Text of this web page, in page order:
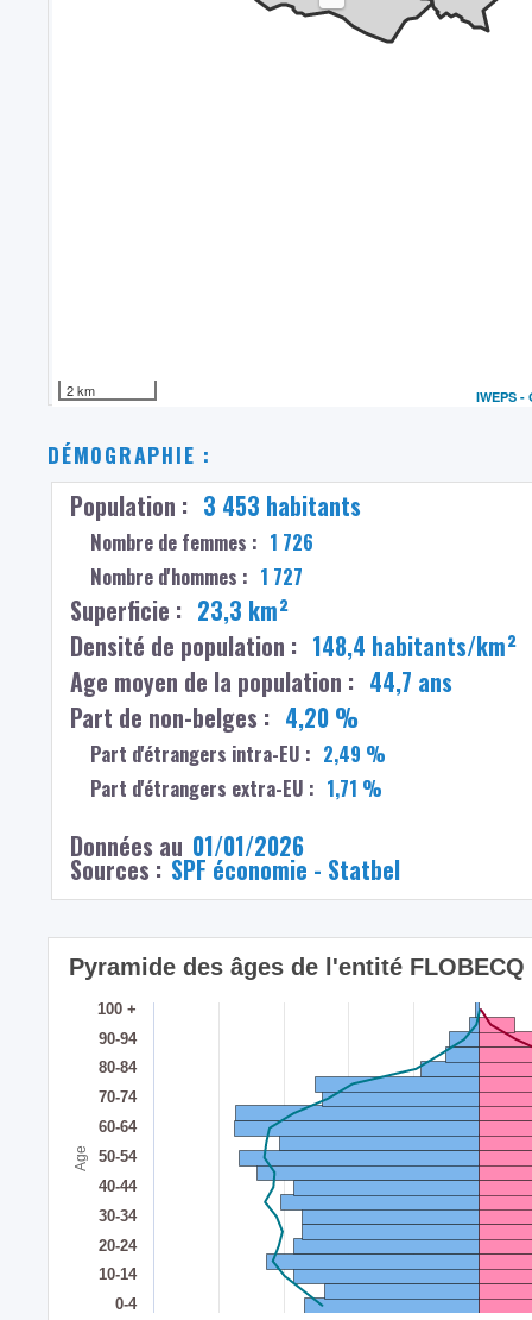
2 km IWEPS -
DÉMOGRAPHIE :
Population : 3 453 habitants
Nombre de femmes : 1 726
Nombre d'hommes : 1 727
Superficie : 23,3 km²
Densité de population : 148,4 habitants/km²
Age moyen de la population : 44,7 ans
Part de non-belges : 4,20 %
Part d'étrangers intra-EU : 2,49 %
Part d'étrangers extra-EU : 1,71 %
Données au 01/01/2026
Sources : SPF économie - Statbel
Age
Pyramide des âges de l'entité
0-4
10-14
20-24
30-34
40-44
50-54
60-64
70-74
80-84
90-94
100 +